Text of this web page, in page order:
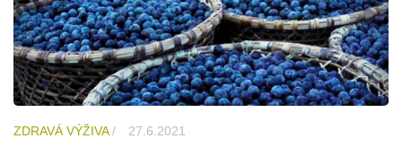
ZDRAVÁ VÝŽIVA/ 27.6.2021